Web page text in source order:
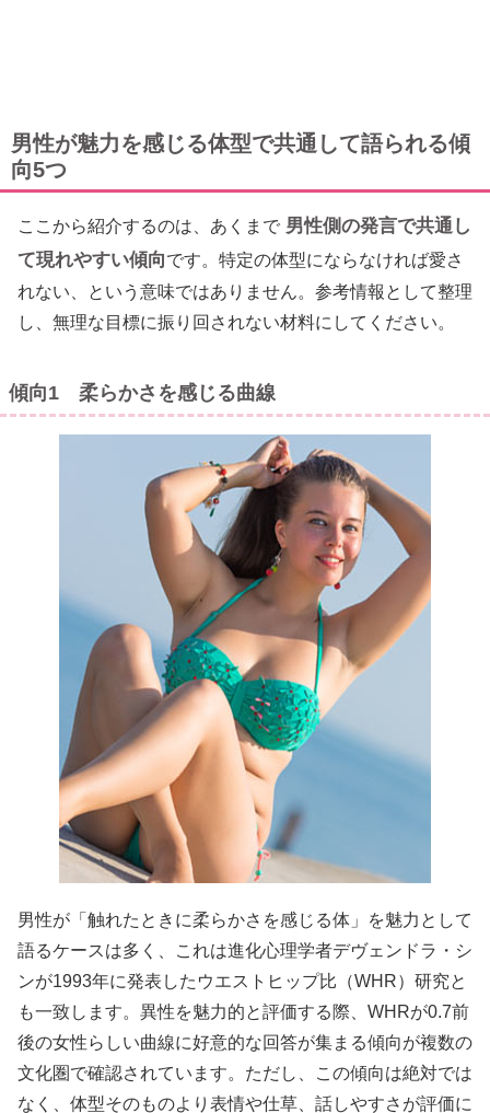
男性が魅力を感じる体型で共通して語られる傾
向5つ
ここから紹介するのは、あくまで 男性側の発言で共通し
て現れやすい傾向です。特定の体型にならなければ愛さ
れない、という意味ではありません。参考情報として整理
し、無理な目標に振り回されない材料にしてください。
傾向1 柔らかさを感じる曲線
男性が「触れたときに柔らかさを感じる体」を魅力として
語るケースは多く、これは進化心理学者デヴェンドラ・シ
ンが1993年に発表したウエストヒップ比（WHR）研究と
も一致します。異性を魅力的と評価する際、WHRが0.7前
後の女性らしい曲線に好意的な回答が集まる傾向が複数の
文化圏で確認されています。ただし、この傾向は絶対では
なく、体型そのものより表情や仕草、話しやすさが評価に